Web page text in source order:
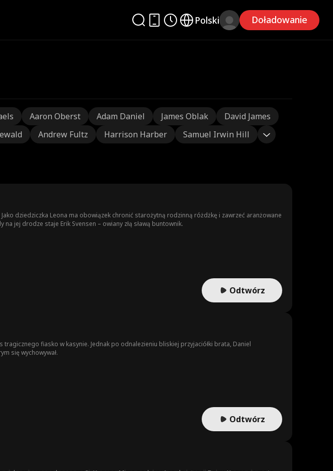
Polski Doładowanie
Aaron Oberst Adam Daniel James Oblak
David James
Andrew Fultz Harrison Harber Samuel Irwin Hill
dziedziczka Leona ma obowiązek chronić starożytną rodzinną różdżkę i zawrzeć aranżowane
jej drodze staje Erik Svensen – owiany złą sławą buntownik.
Odtwórz
fiasko w kasynie. Jednak po odnalezieniu bliskiej przyjaciółki brata, Daniel
się wychowywał.
Odtwórz